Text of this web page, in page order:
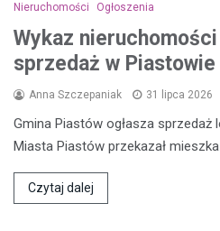
Nieruchomości Ogłoszenia
Wykaz
sprzedaż w Piastowie
Anna Szczepaniak 31 lipca 2026
Gmina Piastów ogłasza sprzedaż
Miasta Piastów przekazał
Czytaj dalej